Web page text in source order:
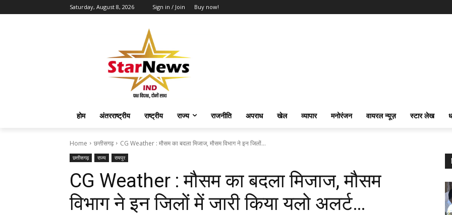
Saturday, August 8, 2026 Sign in / Join Buy now!
होम अंतरराष्ट्रीय राष्ट्रीय राज्य राजनीति अपराध खेल व्यापार मनोरंजन वायरल न्यूज़ स्टार लेख
Home छत्तीसगढ़ CG Weather : मौसम का बदला मिजाज, मौसम विभाग ने इन जिलों...
छत्तीसगढ़ राज्य रायपुर
CG Weather : मौसम का बदला मिजाज, मौसम
विभाग ने इन जिलों में जारी किया यलो अलर्ट…